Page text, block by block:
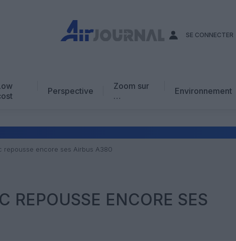
SE CONNECTER
Perspective
Zoom sur
…
Environnement
repousse encore ses Airbus A380
REPOUSSE ENCORE SES